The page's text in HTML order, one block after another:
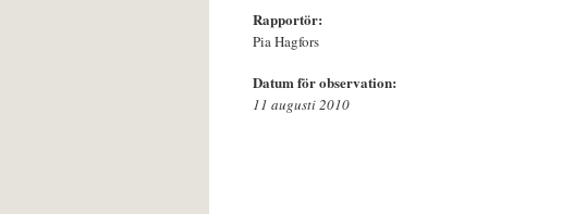
Rapportör:
Pia Hagfors
Datum för observation:
11 augusti 2010